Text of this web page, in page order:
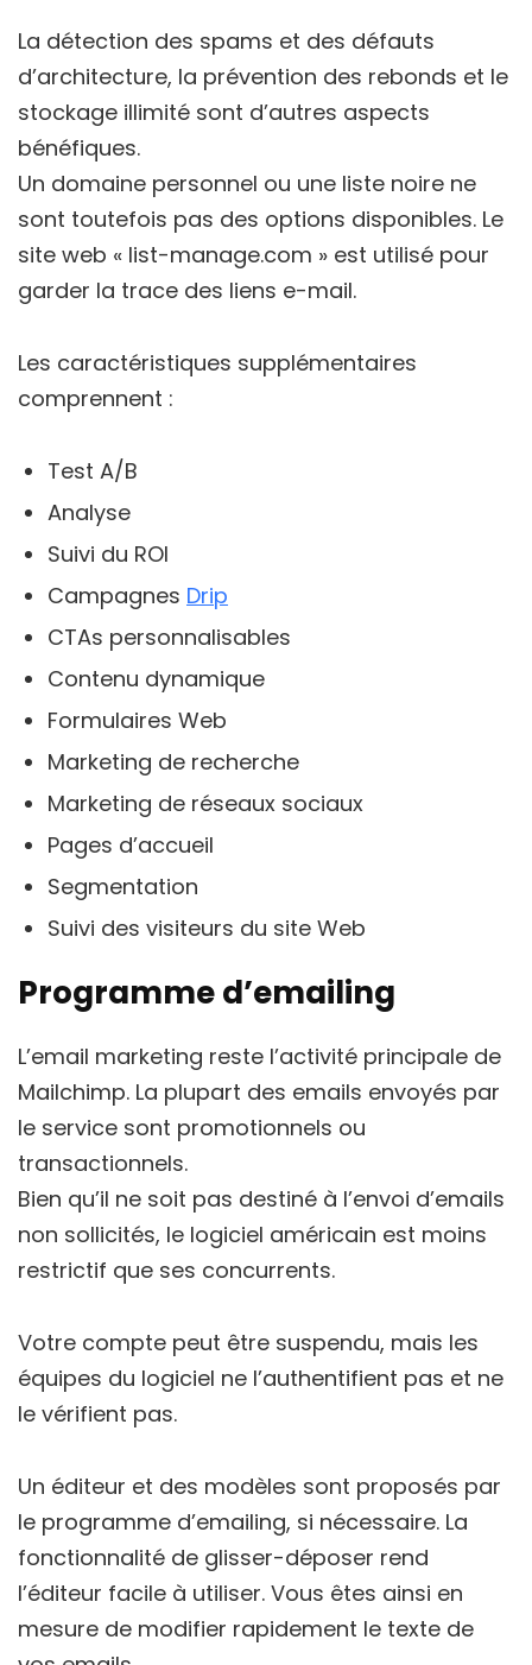
La détection des spams et des défauts
d’architecture, la prévention des rebonds et le
stockage illimité sont d’autres aspects
bénéfiques.
Un domaine personnel ou une liste noire ne
sont toutefois pas des options disponibles. Le
site web « list-manage.com » est utilisé pour
garder la trace des liens e-mail.
Les caractéristiques supplémentaires
comprennent :
Test A/B
Analyse
Suivi du ROI
Campagnes Drip
CTAs personnalisables
Contenu dynamique
Formulaires Web
Marketing de recherche
Marketing de réseaux sociaux
Pages d’accueil
Segmentation
Suivi des visiteurs du site Web
Programme d’emailing
L’email marketing reste l’activité principale de
Mailchimp. La plupart des emails envoyés par
le service sont promotionnels ou
transactionnels.
Bien qu’il ne soit pas destiné à l’envoi d’emails
non sollicités, le logiciel américain est moins
restrictif que ses concurrents.
Votre compte peut être suspendu, mais les
équipes du logiciel ne l’authentifient pas et ne
le vérifient pas.
Un éditeur et des modèles sont proposés par
le programme d’emailing, si nécessaire. La
fonctionnalité de glisser-déposer rend
l’éditeur facile à utiliser. Vous êtes ainsi en
mesure de modifier rapidement le texte de